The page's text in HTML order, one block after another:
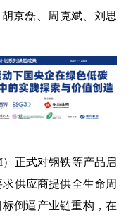
京磊、周克斌、刘思
正式对钢铁等产品启
供应商提供全生命周
倒逼产业链重构，在